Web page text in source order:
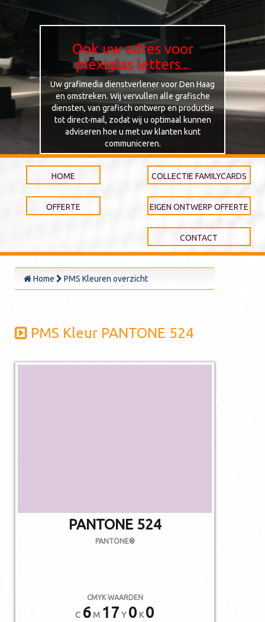
Ook uw adres voor
plexiglas letters...
Uw grafimedia dienstverlener voor Den Haag
en omstreken. Wij vervullen alle grafische
diensten, van grafisch ontwerp en productie
tot direct-mail, zodat wij u optimaal kunnen
adviseren hoe u met uw klanten kunt
communiceren.
HOME
OFFERTE
COLLECTIE FAMILYCARDS
EIGEN ONTWERP OFFERTE
CONTACT
Home PMS Kleuren overzicht
PMS Kleur PANTONE 524
PANTONE 524
PANTONE®
CMYK WAARDEN
C 6M 17 Y 0 K0